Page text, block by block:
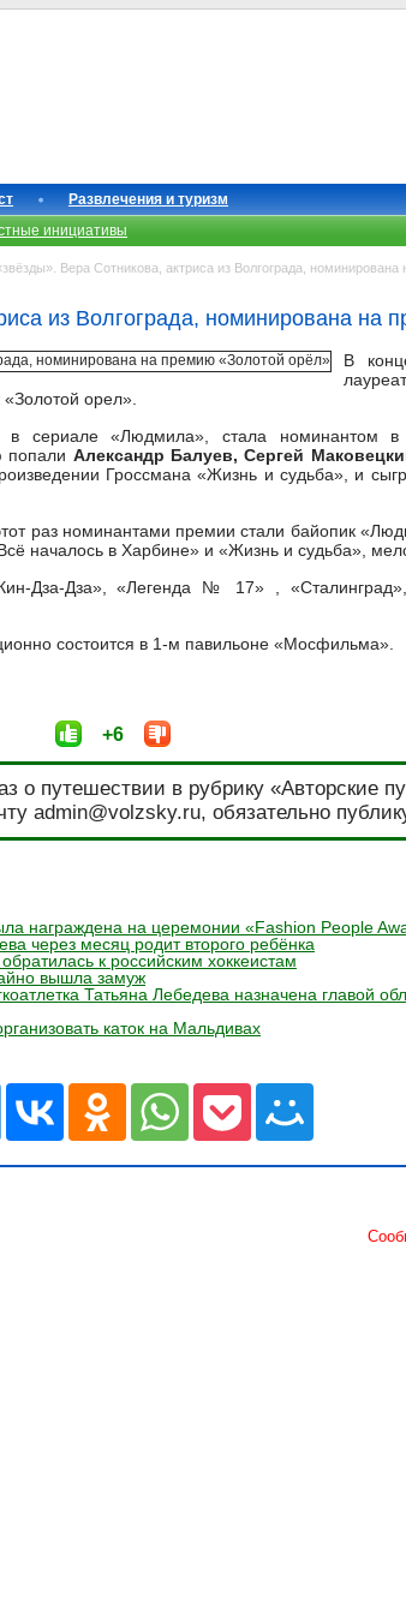
Развлечения и туризм
инициативы
Вера Сотникова, актриса из Волгограда,
из Волгограда, номинирована на
В
орел».
сериале «Людмила», стала номинантом в
попали Александр Балуев, Сергей
Гроссмана «Жизнь и судьба», и
раз номинантами премии стали байопик
началось в Харбине» и «Жизнь и судьба»,
Дза-Дза», «Легенда № 17» , «Сталинград»,
состоится в 1-м павильоне «Мосфильма».
+6
о путешествии в рубрику «Авторские
admin@volzsky.ru, обязательно
награждена на церемонии «Fashion People
через месяц родит второго ребёнка
к российским хоккеистам
вышла замуж
Татьяна Лебедева назначена главой
каток на Мальдивах